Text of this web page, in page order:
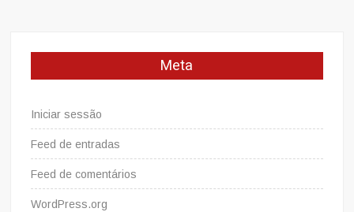
Meta
Iniciar sessão
Feed de entradas
Feed de comentários
WordPress.org